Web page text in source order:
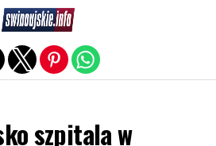
szpitala w
mobile version